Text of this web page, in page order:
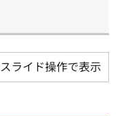
スライド操作で表示